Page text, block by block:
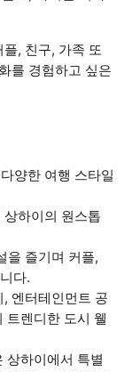
, 친구, 가족 또
를 경험하고 싶은
양한 여행 스타일
하이의 원스톱
을 즐기며 커플,
다.
엔터테인먼트 공
트렌디한 도시 웰
상하이에서 특별